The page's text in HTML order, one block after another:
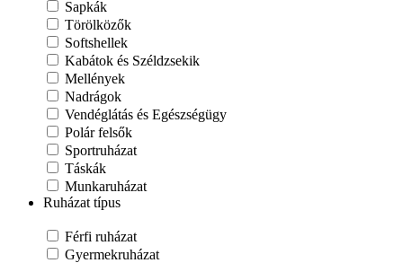
Sapkák
Törölközők
Softshellek
Kabátok és Széldzsekik
Mellények
Nadrágok
Vendéglátás és Egészségügy
Polár felsők
Sportruházat
Táskák
Munkaruházat
Ingek és Kötött ruházat
Ruházat típus
Férfi ruházat
Gyermekruházat